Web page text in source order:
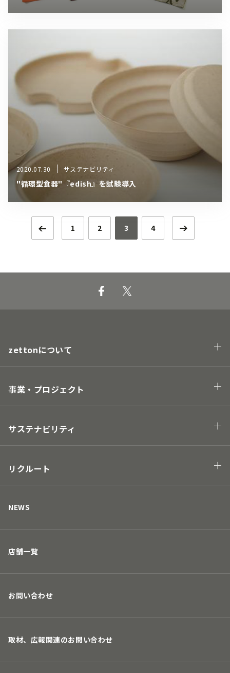
2020.07.30 サステナビリティ
"循環型食器"『edish』を試験導入
1 2 3 4
zettonについて
企業理念・トップメッセージ
事業・プロジェクト
プロジェクト
Hawaii project
サステナビリティ
街の未来につながる
人の未来につながる
リクルート
募集要項
NEWS
店舗一覧
お問い合わせ
取材、広報関連のお問い合わせ